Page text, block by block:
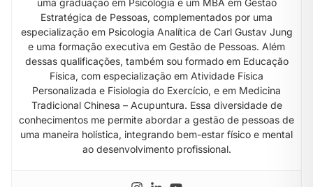
Estratégica de Pessoas, complementados por uma
especialização em Psicologia Analítica de Carl Gustav Jung
e uma formação executiva em Gestão de Pessoas. Além
dessas qualificações, também sou formado em Educação
Física, com especialização em Atividade Física
Personalizada e Fisiologia do Exercício, e em Medicina
Tradicional Chinesa – Acupuntura. Essa diversidade de
conhecimentos me permite abordar a gestão de pessoas de
uma maneira holística, integrando bem-estar físico e mental
ao desenvolvimento profissional.